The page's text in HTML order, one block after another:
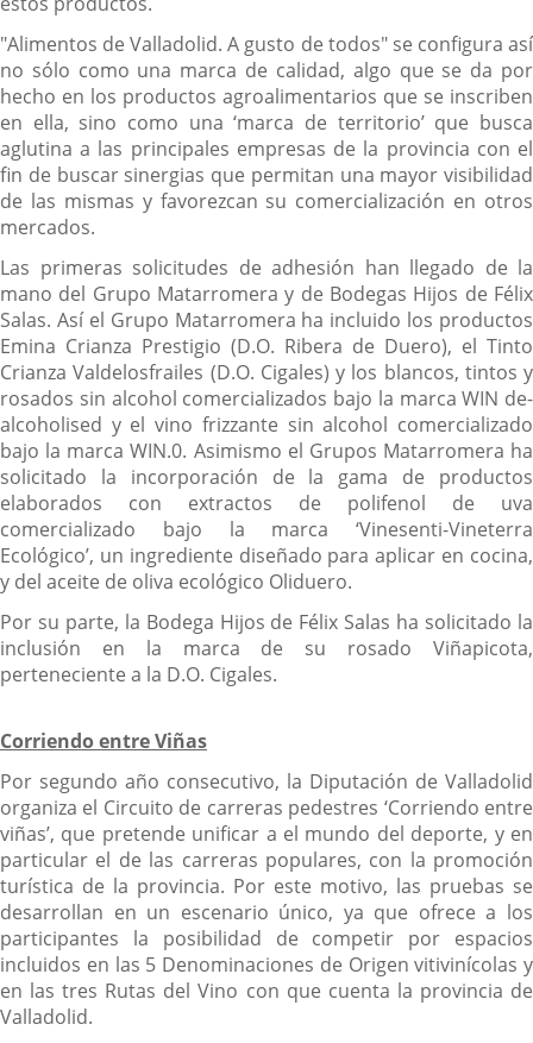
"Alimentos de Valladolid. A gusto de todos" se configura así
no sólo como una marca de calidad, algo que se da por
hecho en los productos agroalimentarios que se inscriben
en ella, sino como una ‘marca de territorio’ que busca
aglutina a las principales empresas de la provincia con el
fin de buscar sinergias que permitan una mayor visibilidad
de las mismas y favorezcan su comercialización en otros
mercados.
Las primeras solicitudes de adhesión han llegado de la
mano del Grupo Matarromera y de Bodegas Hijos de Félix
Salas. Así el Grupo Matarromera ha incluido los productos
Emina Crianza Prestigio (D.O. Ribera de Duero), el Tinto
Crianza Valdelosfrailes (D.O. Cigales) y los blancos, tintos y
rosados sin alcohol comercializados bajo la marca WIN de-
alcoholised y el vino frizzante sin alcohol comercializado
bajo la marca WIN.0. Asimismo el Grupos Matarromera ha
solicitado la incorporación de la gama de productos
elaborados con extractos de polifenol de uva
comercializado bajo la marca ‘Vinesenti-Vineterra
Ecológico’, un ingrediente diseñado para aplicar en cocina,
y del aceite de oliva ecológico Oliduero.
Por su parte, la Bodega Hijos de Félix Salas ha solicitado la
inclusión en la marca de su rosado Viñapicota,
perteneciente a la D.O. Cigales.
Corriendo entre Viñas
Por segundo año consecutivo, la Diputación de Valladolid
organiza el Circuito de carreras pedestres ‘Corriendo entre
viñas’, que pretende unificar a el mundo del deporte, y en
particular el de las carreras populares, con la promoción
turística de la provincia. Por este motivo, las pruebas se
desarrollan en un escenario único, ya que ofrece a los
participantes la posibilidad de competir por espacios
incluidos en las 5 Denominaciones de Origen vitivinícolas y
en las tres Rutas del Vino con que cuenta la provincia de
Valladolid.